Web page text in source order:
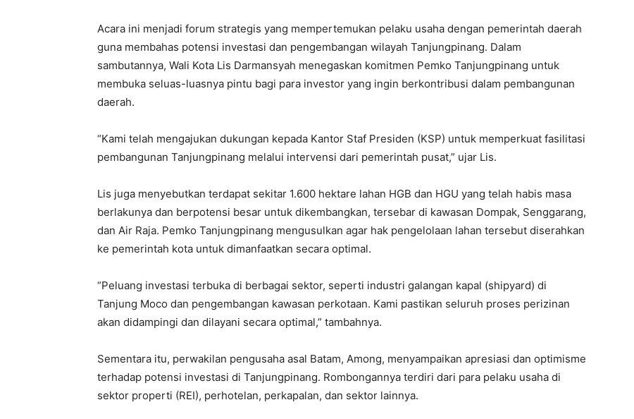
Acara ini menjadi forum strategis yang mempertemukan pelaku usaha dengan pemerintah daerah
guna membahas potensi investasi dan pengembangan wilayah Tanjungpinang. Dalam
sambutannya, Wali Kota Lis Darmansyah menegaskan komitmen Pemko Tanjungpinang untuk
membuka seluas-luasnya pintu bagi para investor yang ingin berkontribusi dalam pembangunan
daerah.
“Kami telah mengajukan dukungan kepada Kantor Staf Presiden (KSP) untuk memperkuat fasilitasi
pembangunan Tanjungpinang melalui intervensi dari pemerintah pusat,” ujar Lis.
Lis juga menyebutkan terdapat sekitar 1.600 hektare lahan HGB dan HGU yang telah habis masa
berlakunya dan berpotensi besar untuk dikembangkan, tersebar di kawasan Dompak, Senggarang,
dan Air Raja. Pemko Tanjungpinang mengusulkan agar hak pengelolaan lahan tersebut diserahkan
ke pemerintah kota untuk dimanfaatkan secara optimal.
“Peluang investasi terbuka di berbagai sektor, seperti industri galangan kapal (shipyard) di
Tanjung Moco dan pengembangan kawasan perkotaan. Kami pastikan seluruh proses perizinan
akan didampingi dan dilayani secara optimal,” tambahnya.
Sementara itu, perwakilan pengusaha asal Batam, Among, menyampaikan apresiasi dan optimisme
terhadap potensi investasi di Tanjungpinang. Rombongannya terdiri dari para pelaku usaha di
sektor properti (REI), perhotelan, perkapalan, dan sektor lainnya.